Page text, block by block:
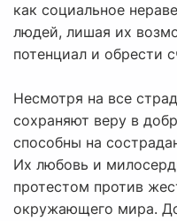
как социальное
людей, лишая их
потенциал и обрести
Несмотря на все
сохраняют веру в
способны на
Их любовь и
протестом против
окружающего мира.